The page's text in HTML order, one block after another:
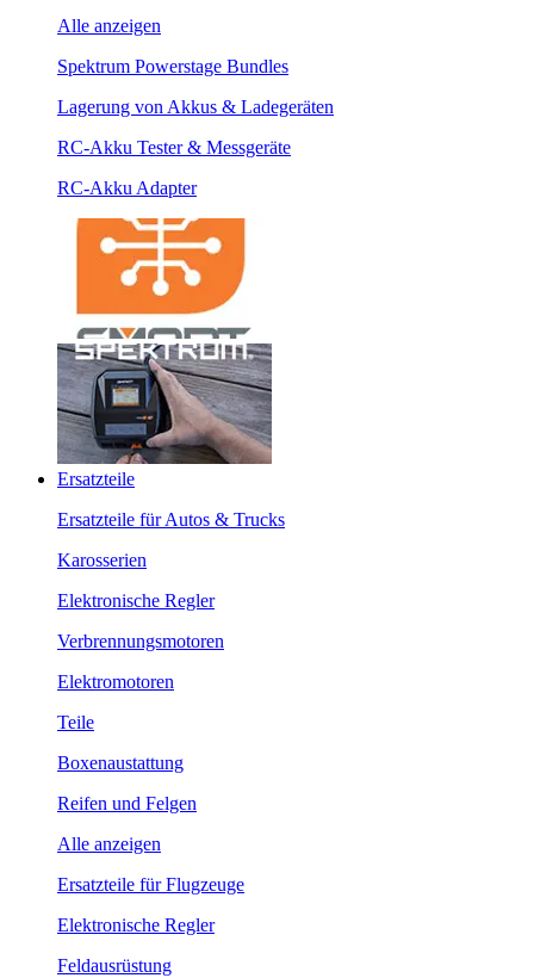
Alle anzeigen
Spektrum Powerstage Bundles
Lagerung von Akkus & Ladegeräten
RC-Akku Tester & Messgeräte
RC-Akku Adapter
Ersatzteile
Ersatzteile für Autos & Trucks
Karosserien
Elektronische Regler
Verbrennungsmotoren
Elektromotoren
Teile
Boxenaustattung
Reifen und Felgen
Alle anzeigen
Ersatzteile für Flugzeuge
Elektronische Regler
Feldausrüstung